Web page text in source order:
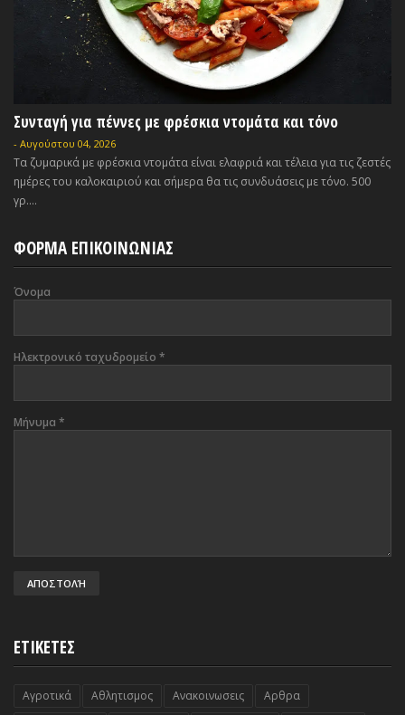
Συνταγή για πέννες με φρέσκια ντομάτα και τόνο
- Αυγούστου 04, 2026
Τα ζυμαρικά με φρέσκια ντομάτα είναι ελαφριά και τέλεια για τις ζεστές
ημέρες του καλοκαιριού και σήμερα θα τις συνδυάσεις με τόνο. 500
γρ....
ΦΟΡΜΑ ΕΠΙΚΟΙΝΩΝΙΑΣ
Όνομα
Ηλεκτρονικό ταχυδρομείο *
Μήνυμα *
ΕΤΙΚΕΤΕΣ
Αγροτικά Αθλητισμος Ανακοινωσεις
Αρθρα